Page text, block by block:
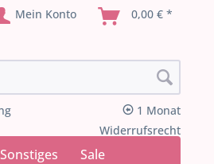
Mein Konto 0,00 € *
1 Monat
Widerrufsrecht
Sonstiges Sale